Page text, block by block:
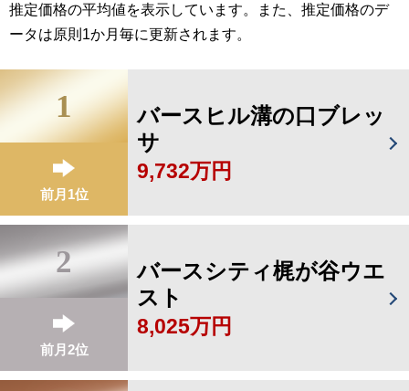
推定価格の平均値を表示しています。また、推定価格のデ
ータは原則1か月毎に更新されます。
1
前月1位
バースヒル溝の口ブレッ
サ
9,732万円
2
前月2位
バースシティ梶が谷ウエ
スト
8,025万円